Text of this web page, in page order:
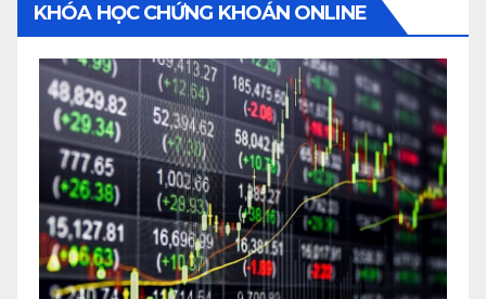
KHÓA HỌC CHỨNG KHOÁN ONLINE